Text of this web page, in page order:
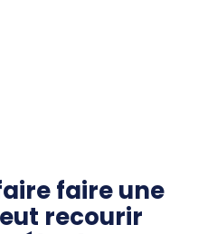
faire une
recourir